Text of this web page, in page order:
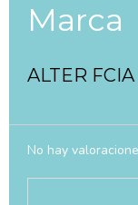
Marca
ALTER FCIA
No hay